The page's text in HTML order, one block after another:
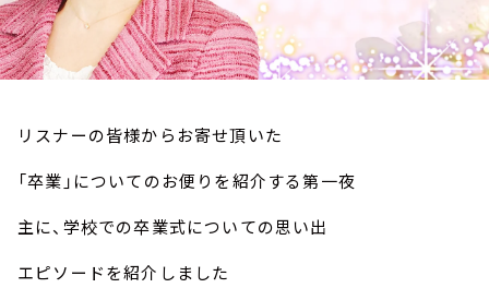
リスナーの皆様からお寄せ頂いた
「卒業」についてのお便りを紹介する第一夜
主に、学校での卒業式についての思い出
エピソードを紹介しました